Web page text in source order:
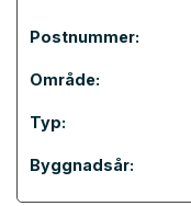
Postnummer:
Område:
Typ:
Byggnadsår: